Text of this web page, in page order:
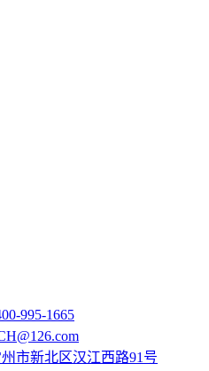
995-1665
市新北区汉江西路91号